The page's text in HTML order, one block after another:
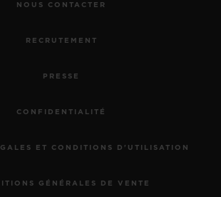
NOUS CONTACTER
RECRUTEMENT
PRESSE
CONFIDENTIALITÉ
ET CONDITIONS D'UTILISATION
GÉNÉRALES DE VENTE